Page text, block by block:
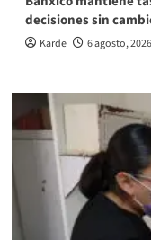
decisiones sin
Karde 6 agosto, 2026